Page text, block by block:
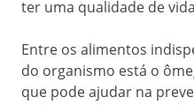
ter uma qualidade de
Entre os alimentos
do organismo está o
que pode ajudar na